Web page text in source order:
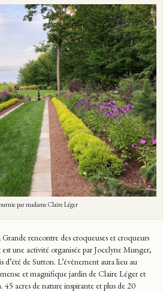
par madame Claire Léger
rencontre des croqueuses et croqueurs
une activité organisée par Jocelyne Munger,
de Sutton. L’évènement aura lieu au
et magnifique jardin de Claire Léger et
acres de nature inspirante et plus de 20